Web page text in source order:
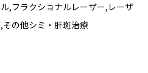
,フラクショナルレーザー,レーザ
の他シミ・肝斑治療